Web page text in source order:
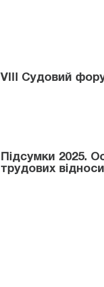
VІІІ Судовий
Підсумки 2025.
трудових